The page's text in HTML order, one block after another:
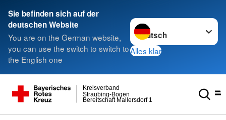
Sie befinden sich auf der
deutschen Website
You are on the German website,
you can use the switch to switch to
the English one
Sprache wechseln zu
Alles klar
Bereitschaft Mallersdorf 1
Straubing-Bogen
Kreisverband